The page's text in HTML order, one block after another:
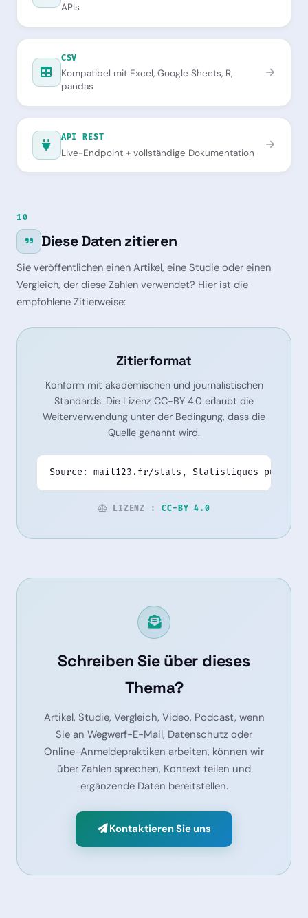
APIs
CSV
Kompatibel mit Excel, Google Sheets, R,
pandas
API REST
Live-Endpoint + vollständige Dokumentation
10
Diese Daten zitieren
Sie veröffentlichen einen Artikel, eine Studie oder einen
Vergleich, der diese Zahlen verwendet? Hier ist die
empfohlene Zitierweise:
Zitierformat
Konform mit akademischen und journalistischen
Standards. Die Lizenz CC-BY 4.0 erlaubt die
Weiterverwendung unter der Bedingung, dass die
Quelle genannt wird.
Source: mail123.fr/stats, Statistiques
LIZENZ : CC-BY 4.0
Schreiben Sie über dieses
Thema?
Artikel, Studie, Vergleich, Video, Podcast, wenn
Sie an Wegwerf-E-Mail, Datenschutz oder
Online-Anmeldepraktiken arbeiten, können wir
über Zahlen sprechen, Kontext teilen und
ergänzende Daten bereitstellen.
Kontaktieren Sie uns